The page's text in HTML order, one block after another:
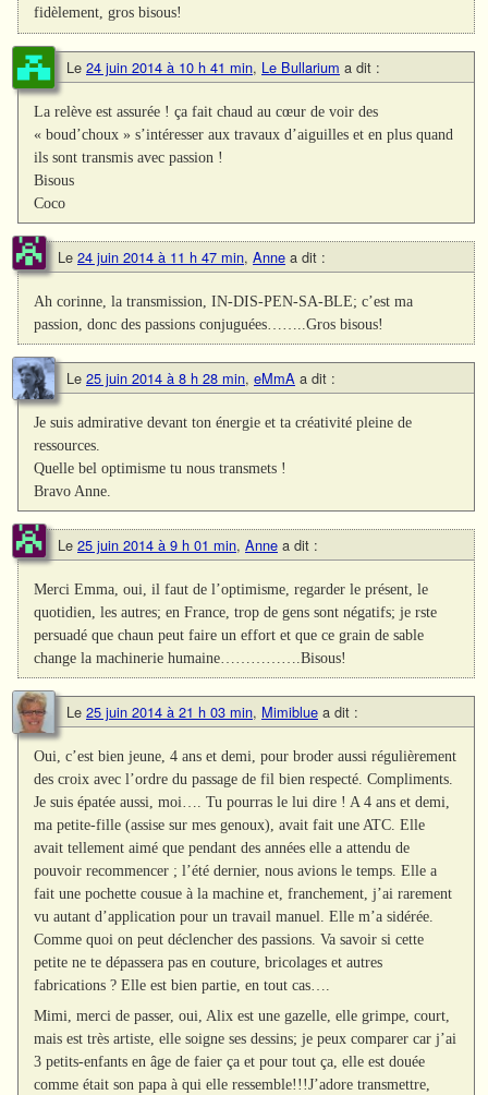
fidèlement, gros bisous!
Le 24 juin 2014 à 10 h 41 min, Le Bullarium a dit :
La relève est assurée ! ça fait chaud au cœur de voir des
« boud’choux » s’intéresser aux travaux d’aiguilles et en plus quand
ils sont transmis avec passion !
Bisous
Coco
Le 24 juin 2014 à 11 h 47 min, Anne a dit :
Ah corinne, la transmission, IN-DIS-PEN-SA-BLE; c’est ma
passion, donc des passions conjuguées……..Gros bisous!
Le 25 juin 2014 à 8 h 28 min, eMmA a dit :
Je suis admirative devant ton énergie et ta créativité pleine de
ressources.
Quelle bel optimisme tu nous transmets !
Bravo Anne.
Le 25 juin 2014 à 9 h 01 min, Anne a dit :
Merci Emma, oui, il faut de l’optimisme, regarder le présent, le
quotidien, les autres; en France, trop de gens sont négatifs; je rste
persuadé que chaun peut faire un effort et que ce grain de sable
change la machinerie humaine…………….Bisous!
Le 25 juin 2014 à 21 h 03 min, Mimiblue a dit :
Oui, c’est bien jeune, 4 ans et demi, pour broder aussi régulièrement
des croix avec l’ordre du passage de fil bien respecté. Compliments.
Je suis épatée aussi, moi…. Tu pourras le lui dire ! A 4 ans et demi,
ma petite-fille (assise sur mes genoux), avait fait une ATC. Elle
avait tellement aimé que pendant des années elle a attendu de
pouvoir recommencer ; l’été dernier, nous avions le temps. Elle a
fait une pochette cousue à la machine et, franchement, j’ai rarement
vu autant d’application pour un travail manuel. Elle m’a sidérée.
Comme quoi on peut déclencher des passions. Va savoir si cette
petite ne te dépassera pas en couture, bricolages et autres
fabrications ? Elle est bien partie, en tout cas….
Mimi, merci de passer, oui, Alix est une gazelle, elle grimpe, court,
mais est très artiste, elle soigne ses dessins; je peux comparer car j’ai
3 petits-enfants en âge de faier ça et pour tout ça, elle est douée
comme était son papa à qui elle ressemble!!!J’adore transmettre,